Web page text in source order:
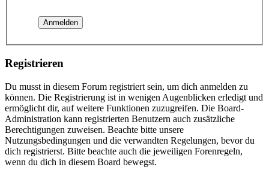
Registrieren
Du musst in diesem Forum registriert sein, um dich anmelden zu
können. Die Registrierung ist in wenigen Augenblicken erledigt und
ermöglicht dir, auf weitere Funktionen zuzugreifen. Die Board-
Administration kann registrierten Benutzern auch zusätzliche
Berechtigungen zuweisen. Beachte bitte unsere
Nutzungsbedingungen und die verwandten Regelungen, bevor du
dich registrierst. Bitte beachte auch die jeweiligen Forenregeln,
wenn du dich in diesem Board bewegst.